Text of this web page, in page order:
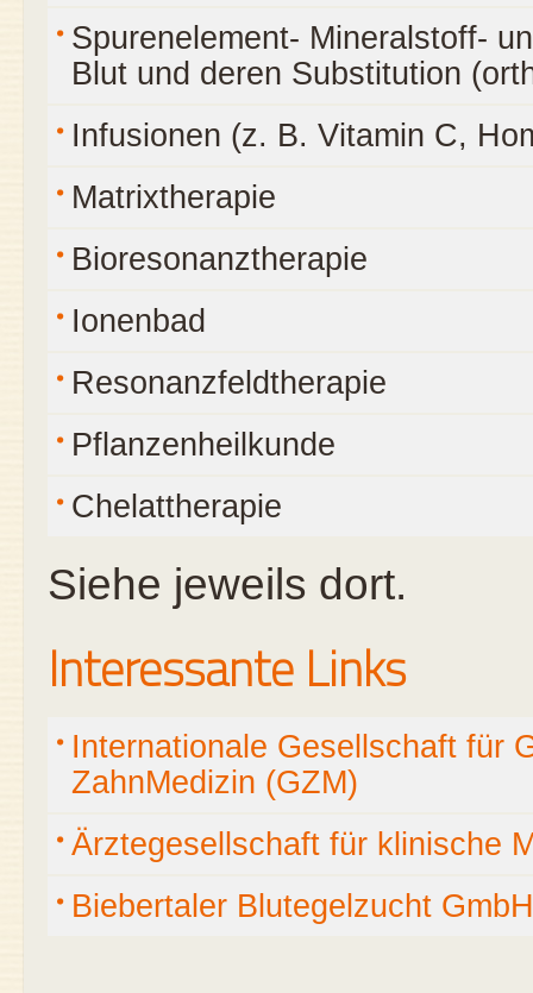
Spurenelement- Mineralstoff-
Blut und deren Substitution
Infusionen (z. B. Vitamin C,
Matrixtherapie
Bioresonanztherapie
Ionenbad
Resonanzfeldtherapie
Pflanzenheilkunde
Chelattherapie
Siehe jeweils dort.
Interessante Links
Internationale Gesellschaft für
ZahnMedizin (GZM)
Ärztegesellschaft für klinische
Biebertaler Blutegelzucht GmbH